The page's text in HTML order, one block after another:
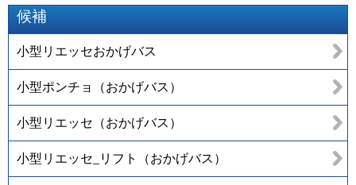
候補
小型リエッセおかげバス
小型ポンチョ（おかげバス）
小型リエッセ（おかげバス）
小型リエッセ_リフト（おかげバス）